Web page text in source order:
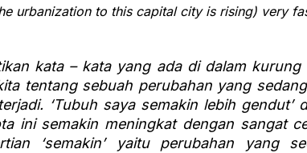
urbanization to this capital city is rising) very
kata – kata yang ada di dalam kurung
tentang sebuah perubahan yang
‘Tubuh saya semakin lebih gendut’
ini semakin meningkat dengan sangat
‘semakin’ yaitu perubahan yang